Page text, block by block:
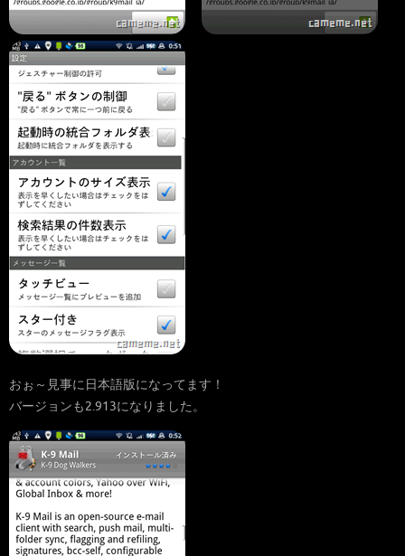
おぉ～見事に日本語版になってます！
バージョンも2.913になりました。